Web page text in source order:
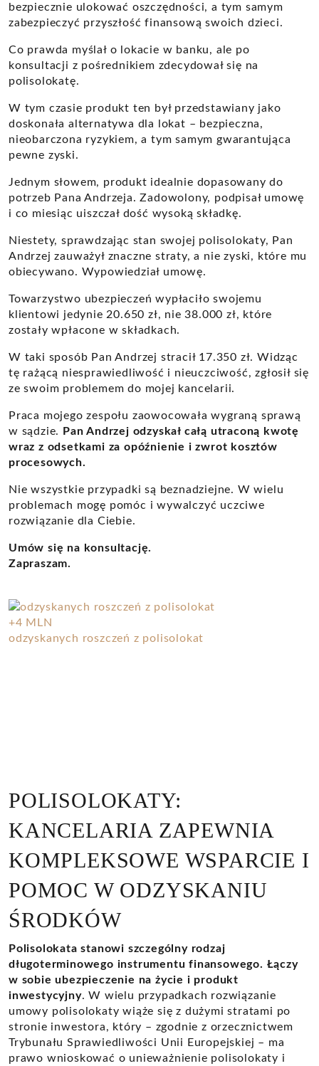
+4 MLN
odzyskanych roszczeń z polisolokat
bezpiecznie ulokować oszczędności, a tym samym
zabezpieczyć przyszłość finansową swoich dzieci.
Co prawda myślał o lokacie w banku, ale po
konsultacji z pośrednikiem zdecydował się na
polisolokatę.
W tym czasie produkt ten był przedstawiany jako
doskonała alternatywa dla lokat – bezpieczna,
nieobarczona ryzykiem, a tym samym gwarantująca
pewne zyski.
Jednym słowem, produkt idealnie dopasowany do
potrzeb Pana Andrzeja. Zadowolony, podpisał umowę
i co miesiąc uiszczał dość wysoką składkę.
Niestety, sprawdzając stan swojej polisolokaty, Pan
Andrzej zauważył znaczne straty, a nie zyski, które mu
obiecywano. Wypowiedział umowę.
Towarzystwo ubezpieczeń wypłaciło swojemu
klientowi jedynie 20.650 zł, nie 38.000 zł, które
zostały wpłacone w składkach.
W taki sposób Pan Andrzej stracił 17.350 zł. Widząc
tę rażącą niesprawiedliwość i nieuczciwość, zgłosił się
ze swoim problemem do mojej kancelarii.
Praca mojego zespołu zaowocowała wygraną sprawą
w sądzie.
Pan Andrzej odzyskał całą utraconą kwotę
wraz z odsetkami za opóźnienie i zwrot kosztów
procesowych.
Nie wszystkie przypadki są beznadziejne. W wielu
problemach mogę pomóc i wywalczyć uczciwe
rozwiązanie dla Ciebie.
Umów się na konsultację.
Zapraszam.
POLISOLOKATY:
KANCELARIA ZAPEWNIA
KOMPLEKSOWE WSPARCIE I
POMOC W ODZYSKANIU
ŚRODKÓW
Polisolokata stanowi szczególny rodzaj
długoterminowego instrumentu finansowego. Łączy
w sobie ubezpieczenie na życie i produkt
inwestycyjny. W wielu przypadkach rozwiązanie
umowy polisolokaty wiąże się z dużymi stratami po
stronie inwestora, który – zgodnie z orzecznictwem
Trybunału Sprawiedliwości Unii Europejskiej – ma
prawo wnioskować o unieważnienie polisolokaty i